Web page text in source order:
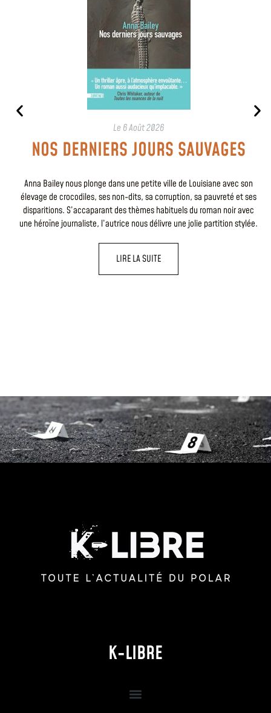
Le 6 Août 2026
NOS DERNIERS JOURS SAUVAGES
Anna Bailey nous plonge dans une petite ville de Louisiane avec son
élevage de crocodiles, ses non-dits, sa corruption, sa pauvreté et ses
disparitions. S’accaparant des thèmes habituels du roman noir avec
une héroïne journaliste, l’autrice nous délivre une jolie partition stylée.
LIRE LA SUITE
K-LIBRE